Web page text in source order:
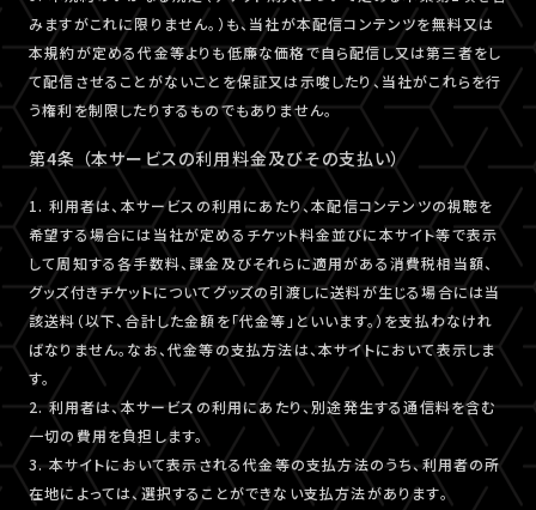
みますがこれに限りません。）も、当社が本配信コンテンツを無料又は
本規約が定める代金等よりも低廉な価格で自ら配信し又は第三者をし
て配信させることがないことを保証又は示唆したり、当社がこれらを行
う権利を制限したりするものでもありません。
第4条 （本サービスの利用料金及びその支払い）
1. 利用者は、本サービスの利用にあたり、本配信コンテンツの視聴を
希望する場合には当社が定めるチケット料金並びに本サイト等で表示
して周知する各手数料、課金及びそれらに適用がある消費税相当額、
グッズ付きチケットについてグッズの引渡しに送料が生じる場合には当
該送料（以下、合計した金額を「代金等」といいます。）を支払わなけれ
ばなりません。なお、代金等の支払方法は、本サイトにおいて表示しま
す。
2. 利用者は、本サービスの利用にあたり、別途発生する通信料を含む
一切の費用を負担します。
3. 本サイトにおいて表示される代金等の支払方法のうち、利用者の所
在地によっては、選択することができない支払方法があります。